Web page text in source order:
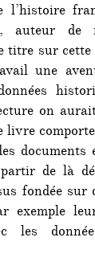
l’histoire
auteur de
titre sur
une
on
livre
documents
de là
fondée
exemple
les